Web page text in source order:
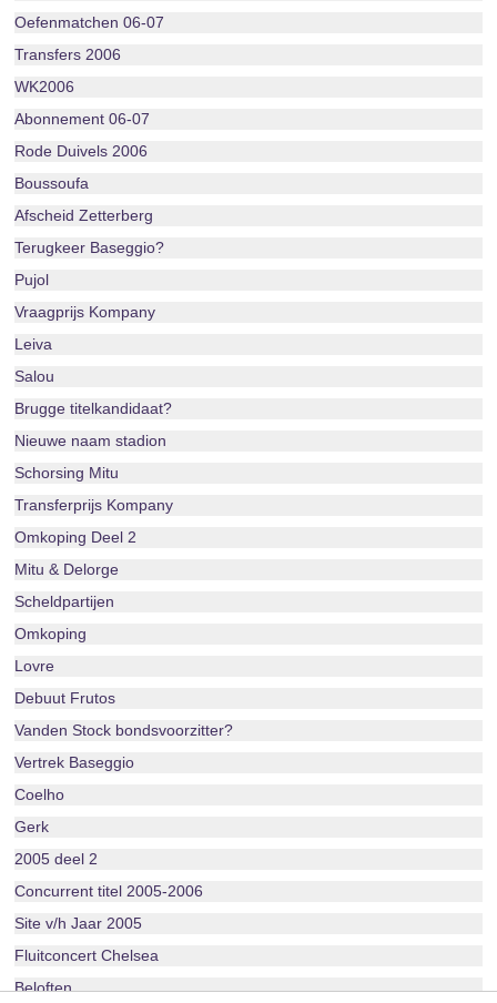
Oefenmatchen 06-07
Transfers 2006
WK2006
Abonnement 06-07
Rode Duivels 2006
Boussoufa
Afscheid Zetterberg
Terugkeer Baseggio?
Pujol
Vraagprijs Kompany
Leiva
Salou
Brugge titelkandidaat?
Nieuwe naam stadion
Schorsing Mitu
Transferprijs Kompany
Omkoping Deel 2
Mitu & Delorge
Scheldpartijen
Omkoping
Lovre
Debuut Frutos
Vanden Stock bondsvoorzitter?
Vertrek Baseggio
Coelho
Gerk
2005 deel 2
Concurrent titel 2005-2006
Site v/h Jaar 2005
Fluitconcert Chelsea
Beloften